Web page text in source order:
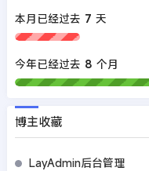
本月已经过去 7 天
今年已经过去 8 个月
博主收藏
LayAdmin后台管理